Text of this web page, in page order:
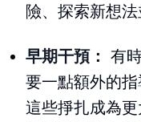
險、探索新想法
早期干預： 有
要一點額外的
這些掙扎成為